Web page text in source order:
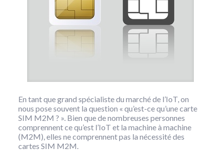
En tant que grand spécialiste du marché de l’IoT, on
nous pose souvent la question « qu’est-ce qu’une carte
SIM M2M ? ». Bien que de nombreuses personnes
comprennent ce qu’est l’IoT et la machine à machine
(M2M), elles ne comprennent pas la nécessité des
cartes SIM M2M.